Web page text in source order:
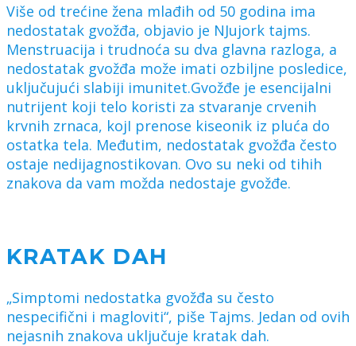
Više od trećine žena mlađih od 50 godina ima
nedostatak gvožđa, objavio je NJujork tajms.
Menstruacija i trudnoća su dva glavna razloga, a
nedostatak gvožđa može imati ozbiljne posledice,
uključujući slabiji imunitet.Gvožđe je esencijalni
nutrijent koji telo koristi za stvaranje crvenih
krvnih zrnaca, kojI prenose kiseonik iz pluća do
ostatka tela. Međutim, nedostatak gvožđa često
ostaje nedijagnostikovan. Ovo su neki od tihih
znakova da vam možda nedostaje gvožđe.
KRATAK DAH
„Simptomi nedostatka gvožđa su često
nespecifični i magloviti“, piše Tajms. Jedan od ovih
nejasnih znakova uključuje kratak dah.